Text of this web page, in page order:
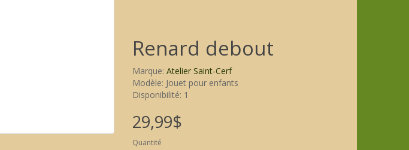
Renard debout
Marque: Atelier Saint-Cerf
Modèle: Jouet pour enfants
Disponibilité: 1
29,99$
Quantité